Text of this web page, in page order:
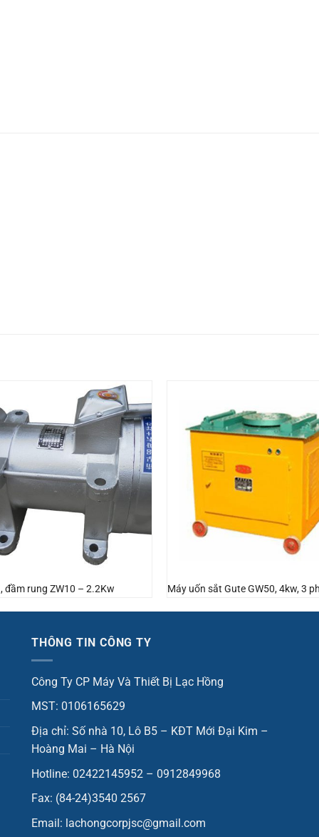
đầm rung ZW10 – 2.2Kw Máy uốn sắt Gute GW50, 4kw, 3
THÔNG TIN CÔNG TY
Công Ty CP Máy Và Thiết Bị Lạc Hồng
MST: 0106165629
Địa chỉ: Số nhà 10, Lô B5 – KĐT Mới Đại Kim –
Hoàng Mai – Hà Nội
Hotline: 02422145952 – 0912849968
Fax: (84-24)3540 2567
Email: lachongcorpjsc@gmail.com